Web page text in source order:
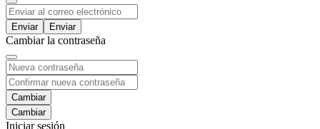
Enviar
Cambiar la contraseña
Cambiar
Iniciar sesión